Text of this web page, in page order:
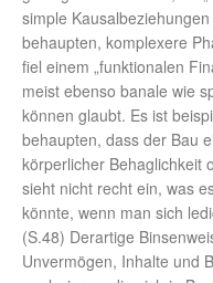
simple
behaupten, komplexere
fiel einem „funktionalen
meist ebenso banale wie
können glaubt. Es ist
behaupten, dass der Bau
körperlicher Behaglichkeit
sieht nicht recht ein, was
könnte, wenn man sich
(S.48) Derartige
Unvermögen, Inhalte und